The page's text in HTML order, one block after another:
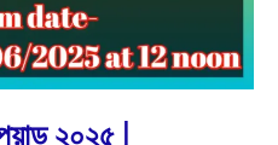
২০২৫ |